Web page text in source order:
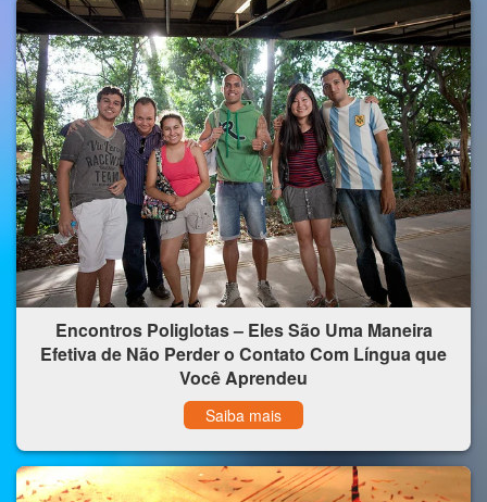
Encontros Poliglotas – Eles São Uma Maneira
Efetiva de Não Perder o Contato Com Língua que
Você Aprendeu
Saiba mais